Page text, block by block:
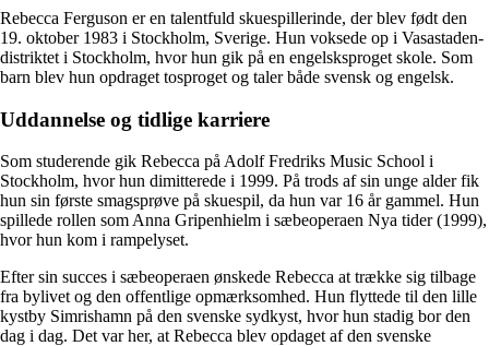
Rebecca Ferguson er en talentfuld skuespillerinde, der blev født den
19. oktober 1983 i Stockholm, Sverige. Hun voksede op i Vasastaden-
distriktet i Stockholm, hvor hun gik på en engelsksproget skole. Som
barn blev hun opdraget tosproget og taler både svensk og engelsk.
Uddannelse og tidlige karriere
Som studerende gik Rebecca på Adolf Fredriks Music School i
Stockholm, hvor hun dimitterede i 1999. På trods af sin unge alder fik
hun sin første smagsprøve på skuespil, da hun var 16 år gammel. Hun
spillede rollen som Anna Gripenhielm i sæbeoperaen Nya tider (1999),
hvor hun kom i rampelyset.
Efter sin succes i sæbeoperaen ønskede Rebecca at trække sig tilbage
fra bylivet og den offentlige opmærksomhed. Hun flyttede til den lille
kystby Simrishamn på den svenske sydkyst, hvor hun stadig bor den
dag i dag. Det var her, at Rebecca blev opdaget af den svenske